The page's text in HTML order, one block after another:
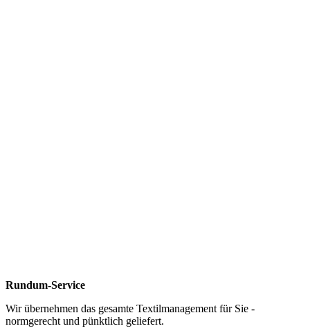
Rundum-Service
Wir übernehmen das gesamte Textilmanagement für Sie -
normgerecht und pünktlich geliefert.